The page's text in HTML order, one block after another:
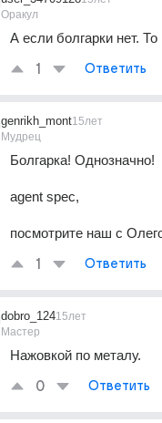
Оракул
А если болгарки нет.
1 Ответить
genrikh_mont
Мудрец
15лет
Болгарка! Однозначно!
agent spec,
посмотрите наш с
1 Ответить
dobro_124
Мастер
15лет
Нажовкой по металу.
0 Ответить